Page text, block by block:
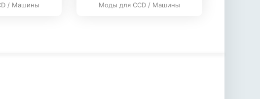
/ Машины Моды для CCD / Машины